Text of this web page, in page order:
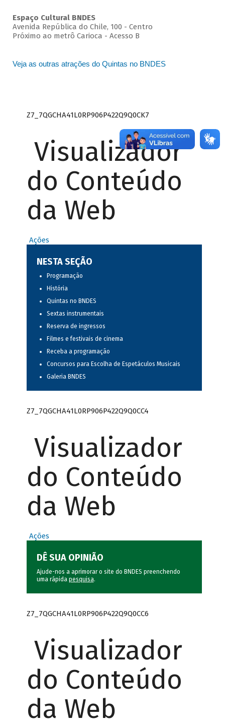
Espaço Cultural BNDES
Avenida República do Chile, 100 - Centro
Próximo ao metrô Carioca - Acesso B
Veja as outras atrações do Quintas no BNDES
Z7_7QGCHA41L0RP906P422Q9Q0CK7
Visualizador
do Conteúdo
da Web
Ações
NESTA SEÇÃO
Programação
História
Quintas no BNDES
Sextas instrumentais
Reserva de ingressos
Filmes e festivais de cinema
Receba a programação
Concursos para Escolha de Espetáculos Musicais
Galeria BNDES
Z7_7QGCHA41L0RP906P422Q9Q0CC4
Visualizador
do Conteúdo
da Web
Ações
DÊ SUA OPINIÃO
Ajude-nos a aprimorar o site do BNDES preenchendo
uma rápida pesquisa.
Z7_7QGCHA41L0RP906P422Q9Q0CC6
Visualizador
do Conteúdo
da Web